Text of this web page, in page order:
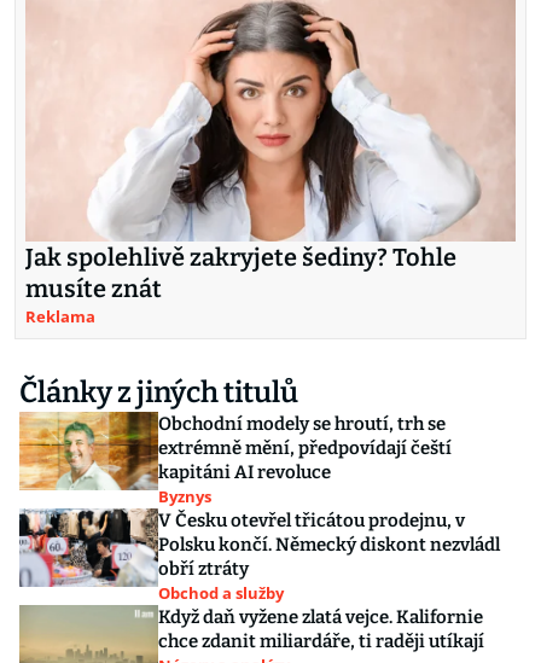
Jak spolehlivě zakryjete šediny? Tohle
musíte znát
Reklama
Články z jiných titulů
Obchodní modely se hroutí, trh se
extrémně mění, předpovídají čeští
kapitáni AI revoluce
Byznys
V Česku otevřel třicátou prodejnu, v
Polsku končí. Německý diskont nezvládl
obří ztráty
Obchod a služby
Když daň vyžene zlatá vejce. Kalifornie
chce zdanit miliardáře, ti raději utíkají